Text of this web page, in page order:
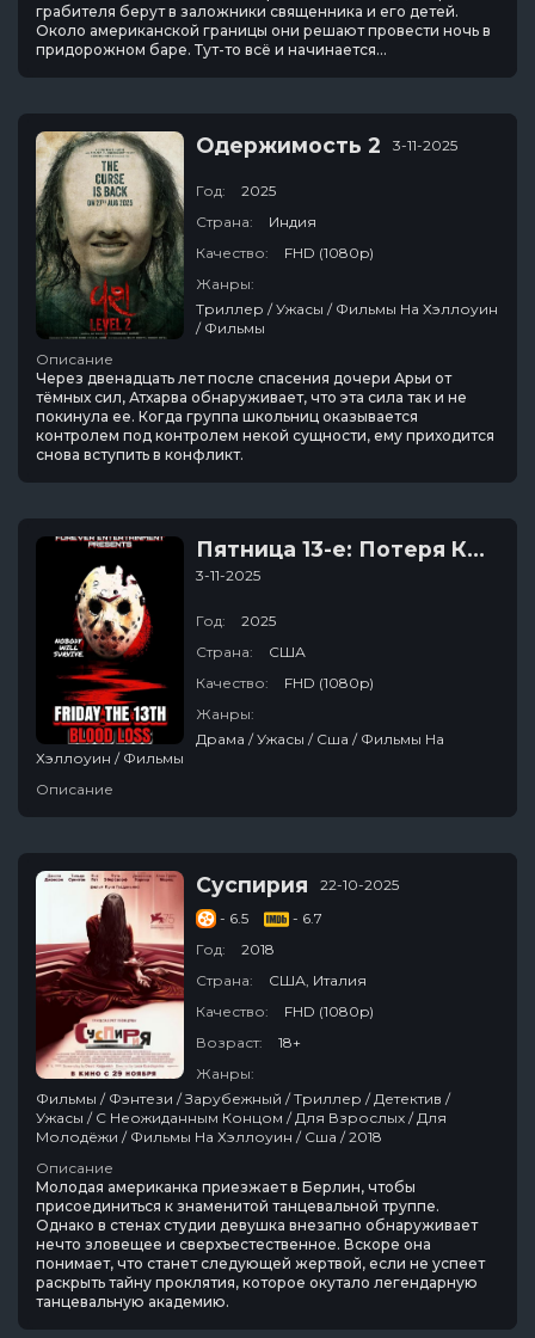
грабителя берут в заложники священника и его детей.
Около американской границы они решают провести ночь в
придорожном баре. Тут-то всё и начинается…
Одержимость 2 3-11-2025
Год:
2025
Страна:
Индия
Качество:
FHD (1080p)
Жанры:
Триллер / Ужасы / Фильмы На Хэллоуин
/ Фильмы
Описание
Через двенадцать лет после спасения дочери Арьи от
тёмных сил, Атхарва обнаруживает, что эта сила так и не
покинула ее. Когда группа школьниц оказывается
контролем под контролем некой сущности, ему приходится
снова вступить в конфликт.
Пятница 13-е: Потеря Крови
3-11-2025
Год:
2025
Страна:
США
Качество:
FHD (1080p)
Жанры:
Драма / Ужасы / Сша / Фильмы На
Хэллоуин / Фильмы
Описание
Суспирия
22-10-2025
- 6.5
- 6.7
Год:
2018
Страна:
США, Италия
Качество:
FHD (1080p)
Возраст:
18+
Жанры:
Фильмы / Фэнтези / Зарубежный / Триллер / Детектив /
Ужасы / С Неожиданным Концом / Для Взрослых / Для
Молодёжи / Фильмы На Хэллоуин / Сша / 2018
Описание
Молодая американка приезжает в Берлин, чтобы
присоединиться к знаменитой танцевальной труппе.
Однако в стенах студии девушка внезапно обнаруживает
нечто зловещее и сверхъестественное. Вскоре она
понимает, что станет следующей жертвой, если не успеет
раскрыть тайну проклятия, которое окутало легендарную
танцевальную академию.